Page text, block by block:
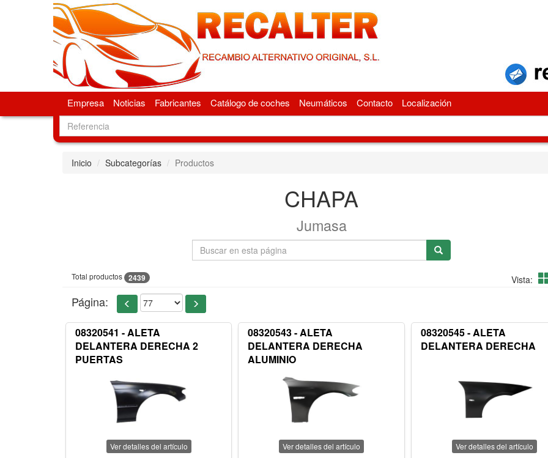
Empresa Noticias Fabricantes Catálogo de coches Neumáticos Contacto Localización
Inicio Subcategorías Productos
CHAPA
Jumasa
Total productos 2439 Vista:
Página:
08320541 - ALETA
DELANTERA DERECHA 2
PUERTAS
Ver detalles del artículo
08320543 - ALETA
DELANTERA DERECHA
ALUMINIO
Ver detalles del artículo
08320545 - ALETA
DELANTERA DERECHA
Ver detalles del artículo